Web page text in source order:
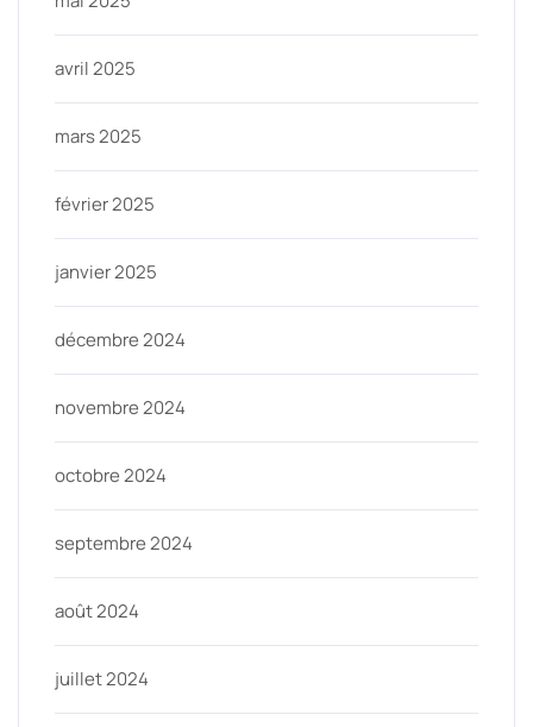
avril 2025
mars 2025
février 2025
janvier 2025
décembre 2024
novembre 2024
octobre 2024
septembre 2024
août 2024
juillet 2024